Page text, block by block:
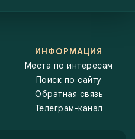
ИНФОРМАЦИЯ
Места по интересам
Поиск по сайту
Обратная связь
Телеграм-канал